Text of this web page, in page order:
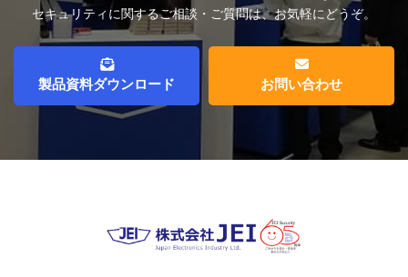
セキュリティに関するご相談・ご質問は、お気軽にどうぞ。
製品資料ダウンロード お問い合わせ